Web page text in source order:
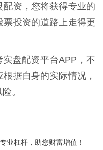
资，您将获得专业的
票投资的道路上走得更
盘配资平台APP，不
据自身的实际情况，
。
业杠杆，助您财富增值！